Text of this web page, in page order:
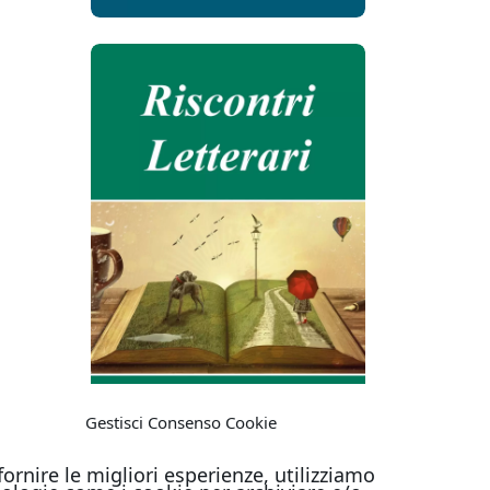
Gestisci Consenso Cookie
le migliori esperienze, utilizziamo